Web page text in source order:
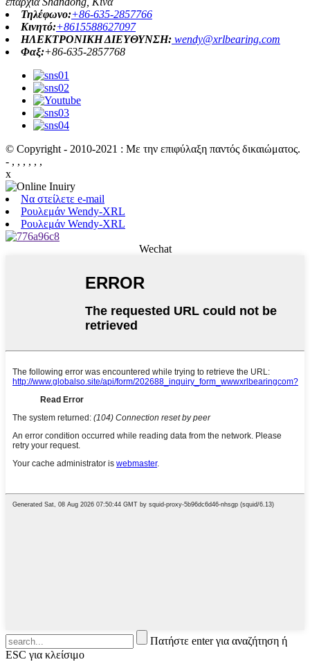
Τηλέφωνο:+86-635-2857766
Κινητό:+8615588627097
ΗΛΕΚΤΡΟΝΙΚΗ ΔΙΕΥΘΥΝΣΗ: wendy@xrlbearing.com
Φαξ:+86-635-2857768
© Copyright - 2010-2021 : Με την επιφύλαξη παντός δικαιώματος.
- , , , , , ,
x
Να στείλετε e-mail
Ρουλεμάν Wendy-XRL
Ρουλεμάν Wendy-XRL
Wechat
Πατήστε enter για αναζήτηση ή
ESC για κλείσιμο